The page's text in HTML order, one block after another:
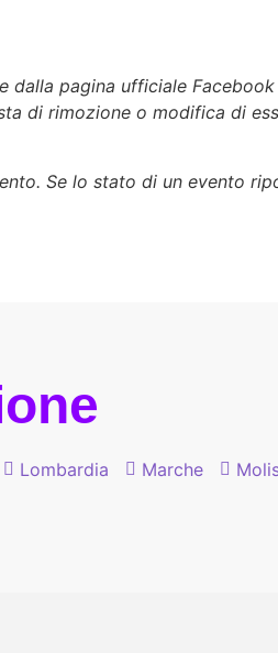
pagina ufficiale
di rimozione o modifica di
Se lo stato di un evento
Lombardia Marche